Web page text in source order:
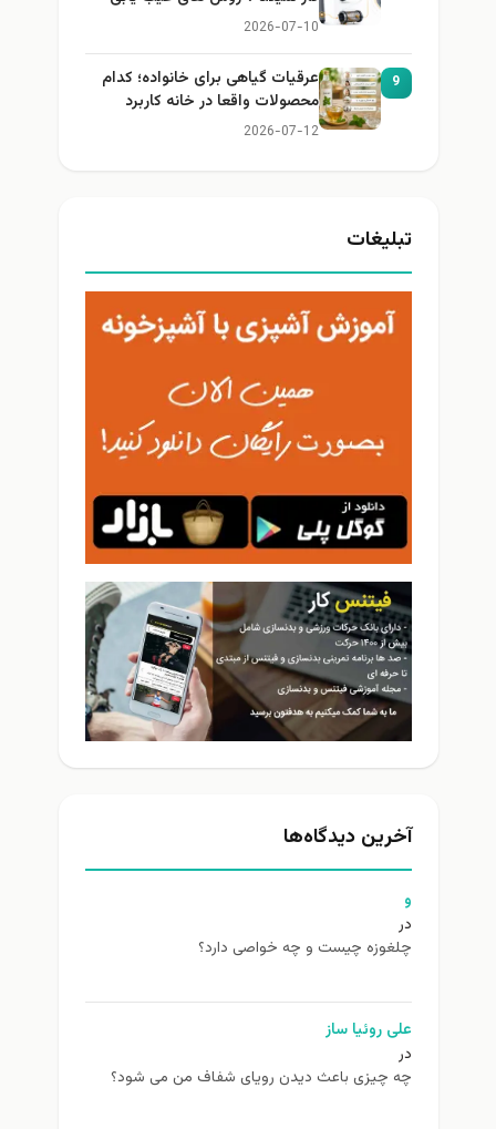
2026-07-10
9
عرقیات گیاهی برای خانواده؛ کدام
محصولات واقعا در خانه کاربرد
دارند؟
2026-07-12
تبلیغات
آخرین دیدگاه‌ها
و
در
چلغوزه چیست و چه خواصی دارد؟
علی روئیا ساز
در
چه چیزی باعث دیدن رویای شفاف من می شود؟